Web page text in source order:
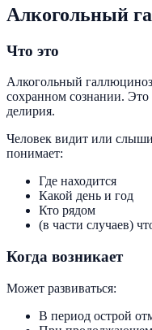
Алкогольный
Что это
Алкогольный
сохранном сознании.
делирия.
Человек видит или
понимает:
Где находится
Какой день и год
Кто рядом
(в части случаев)
Когда возникает
Может развиваться:
В период острой